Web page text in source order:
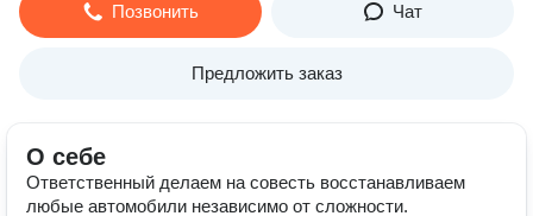
Позвонить Чат
Предложить заказ
О себе
Ответственный делаем на совесть восстанавливаем
любые автомобили независимо от сложности.